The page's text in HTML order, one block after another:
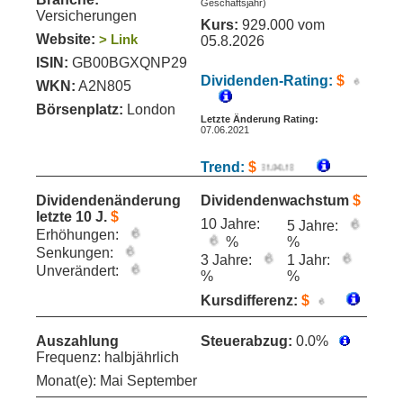
Versicherungen
Website: > Link
ISIN: GB00BGXQNP29
WKN: A2N805
Börsenplatz: London
Geschäftsjahr)
Kurs: 929.000 vom
05.8.2026
Dividenden-Rating: $
Letzte Änderung Rating:
07.06.2021
Trend: $
Dividendenänderung
letzte 10 J. $
Erhöhungen:
Senkungen:
Unverändert:
Dividendenwachstum $
10 Jahre:
%
5 Jahre:
%
3 Jahre:
%
1 Jahr:
%
Kursdifferenz: $
Auszahlung
Frequenz: halbjährlich
Monat(e): Mai September
Steuerabzug: 0.0%